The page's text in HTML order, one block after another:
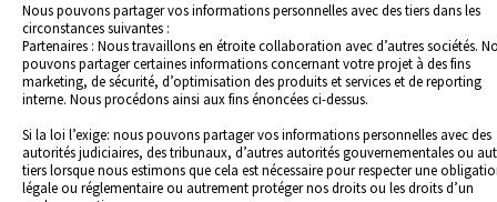
Nous pouvons partager vos informations personnelles avec des tiers dans les
circonstances suivantes :
Partenaires : Nous travaillons en étroite collaboration avec d’autres sociétés.
pouvons partager certaines informations concernant votre projet à des fins
marketing, de sécurité, d’optimisation des produits et services et de reporting
interne. Nous procédons ainsi aux fins énoncées ci-dessus.
Si la loi l’exige: nous pouvons partager vos informations personnelles avec des
autorités judiciaires, des tribunaux, d’autres autorités gouvernementales ou
tiers lorsque nous estimons que cela est nécessaire pour respecter une
légale ou réglementaire ou autrement protéger nos droits ou les droits d’un